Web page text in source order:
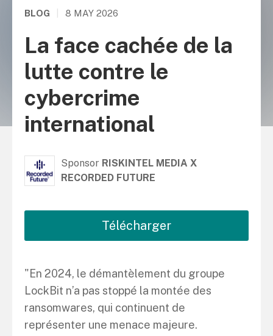
BLOG 8 MAY 2026
La face cachée de la
lutte contre le
cybercrime
international
Sponsor RISKINTEL MEDIA X
RECORDED FUTURE
Télécharger
"En 2024, le démantèlement du groupe
LockBit n’a pas stoppé la montée des
ransomwares, qui continuent de
représenter une menace majeure.